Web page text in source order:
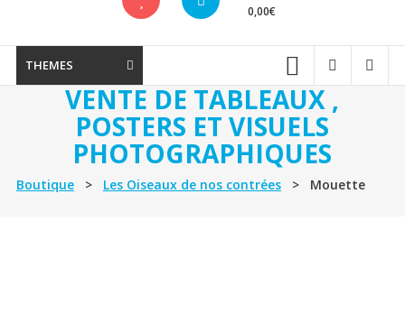
0,00€
THEMES
VENTE DE TABLEAUX ,
POSTERS ET VISUELS
PHOTOGRAPHIQUES
Boutique> Les Oiseaux de nos contrées> Mouette